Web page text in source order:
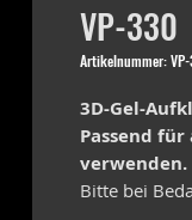
VP-330
Artikelnummer:
3D-Gel-
Passend
verwenden.
Bitte bei